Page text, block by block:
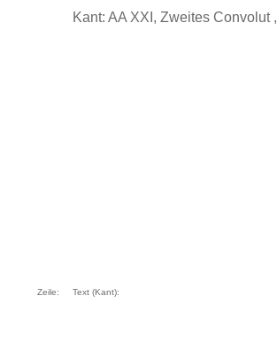
Kant: AA XXI, Zweites Convolut ,
Zeile: Text (Kant):